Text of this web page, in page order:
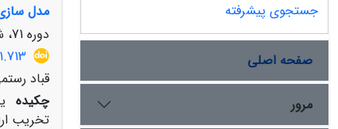
مدل
دوره 71، شماره 4، زمستان 1397، صفحه
قباد
چکیده
تخریب
جستجوی پیشرفته
صفحه اصلی
مرور